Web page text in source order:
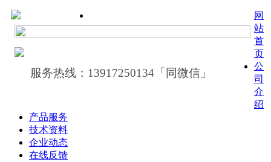
服务热线：13917250134「同微信」
网
站
首
页
公
司
介
绍
产品服务
技术资料
企业动态
在线反馈